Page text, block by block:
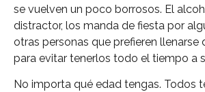
se vuelven un poco borrosos. El
distractor, los manda de fiesta por
otras personas que prefieren llenarse
para evitar tenerlos todo el tiempo a
No importa qué edad tengas. Todos